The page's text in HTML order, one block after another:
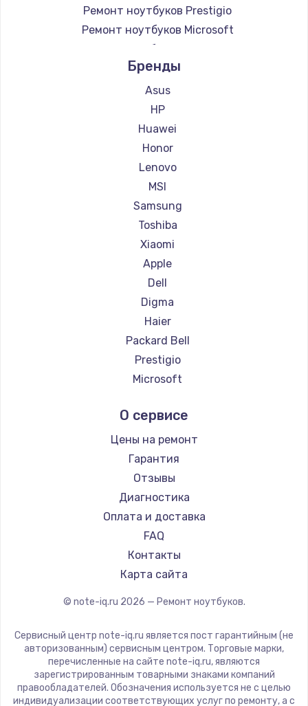
Ремонт ноутбуков Prestigio
Ремонт ноутбуков Microsoft
Ремонт ноутбуков Alienware
Ремонт ноутбуков Aquarius
Ремонт ноутбуков Gigabyte
Ремонт ноутбуков Aorus
Ремонт ноутбуков Maibenben
Ремонт ноутбуков Getac
Ремонт ноутбуков Epson
Ремонт ноутбуков Philips
Ремонт ноутбуков LG
Ремонт ноутбуков Panasonic
Ремонт ноутбуков Irbis
Ремонт ноутбуков Thunderobot
Ремонт ноутбуков Hasee
Ремонт ноутбуков ZTE
Ремонт ноутбуков Hiper
Ремонт ноутбуков Evga
Ремонт ноутбуков Google
Ремонт ноутбуков Echips
Ремонт ноутбуков Predator
Ремонт ноутбуков iru
Ремонт ноутбуков Machenike
Ремонт ноутбуков DEXP
Ремонт ноутбуков Teclast
Ремонт ноутбуков CHUWI
Ремонт ноутбуков Colorful
Бренды
Asus
HP
Huawei
Honor
Lenovo
MSI
Samsung
Toshiba
Xiaomi
Apple
Dell
Digma
Haier
Packard Bell
Prestigio
Microsoft
Aquarius
Gigabyte
Aorus
Maibenben
Getac
Epson
Philips
LG
Panasonic
ZTE
Hiper
Evga
О сервисе
Цены на ремонт
Гарантия
Отзывы
Диагностика
Оплата и доставка
FAQ
Контакты
Карта сайта
© note-iq.ru 2026 — Ремонт ноутбуков.
Сервисный центр note-iq.ru является пост гарантийным (не
авторизованным) сервисным центром. Торговые марки,
перечисленные на сайте note-iq.ru, являются
зарегистрированным товарными знаками компаний
правообладателей. Обозначения используется не с целью
индивидуализации соответствующих услуг по ремонту, а с